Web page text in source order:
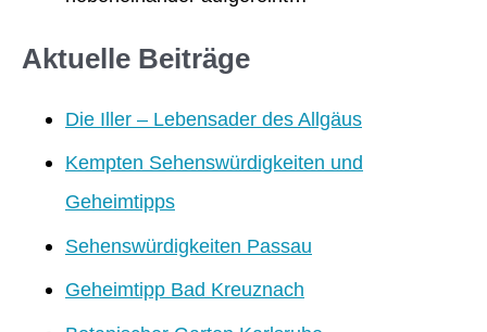
Aktuelle Beiträge
Die Iller – Lebensader des Allgäus
Kempten Sehenswürdigkeiten und
Geheimtipps
Sehenswürdigkeiten Passau
Geheimtipp Bad Kreuznach